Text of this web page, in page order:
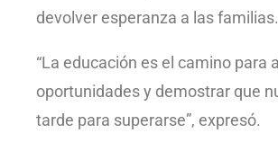
devolver esperanza a las familias.
“La educación es el camino para
oportunidades y demostrar que
tarde para superarse”, expresó.